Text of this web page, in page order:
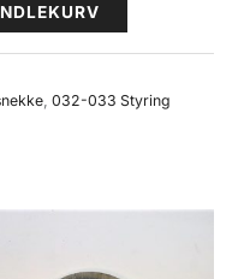
032-033 Styring